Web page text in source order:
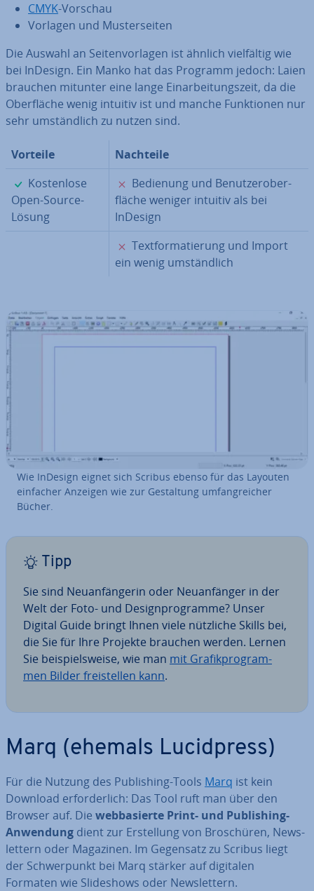
CMYK-Vorschau
Vorlagen und Mus­ter­sei­ten
Die Auswahl an Sei­ten­vor­la­gen ist ähnlich viel­fäl­tig wie
bei InDesign. Ein Manko hat das Programm jedoch: Laien
brauchen mitunter eine lange Ein­ar­bei­tungs­zeit, da die
Ober­flä­che wenig intuitiv ist und manche Funk­tio­nen nur
sehr um­ständ­lich zu nutzen sind.
Vorteile
Nachteile
✓
Kos­ten­lo­se
Open-Source-
Lösung
✗
Bedienung und Be­nut­zer­ober­
flä­che weniger intuitiv als bei
InDesign
✗
Text­for­ma­tie­rung und Import
ein wenig um­ständ­lich
Wie InDesign eignet sich Scribus ebenso für das Layouten
einfacher Anzeigen wie zur Ge­stal­tung um­fang­rei­cher
Bücher.
Tipp
Sie sind Neu­an­fän­ge­rin oder Neu­an­fän­ger in der
Welt der Foto- und De­sign­pro­gram­me? Unser
Digital Guide bringt Ihnen viele nützliche Skills bei,
die Sie für Ihre Projekte brauchen werden. Lernen
Sie bei­spiels­wei­se, wie man mit Gra­fik­pro­gram­
men Bilder frei­stel­len kann.
Marq (ehemals Lu­cid­press)
Für die Nutzung des Pu­bli­shing-Tools Marq ist kein
Download er­for­der­lich: Das Tool ruft man über den
Browser auf. Die web­ba­sier­te Print- und Pu­bli­shing-
Anwendung dient zur Er­stel­lung von Bro­schü­ren, News­
let­tern oder Magazinen. Im Gegensatz zu Scribus liegt
der Schwer­punkt bei Marq stärker auf digitalen
Formaten wie Slide­shows oder News­let­tern.